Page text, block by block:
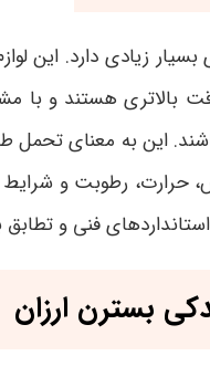
زیادی دارد. این
بالاتری هستند و با
این به معنای تحمل
حرارت، رطوبت و
فنی و
بسترن ارزان